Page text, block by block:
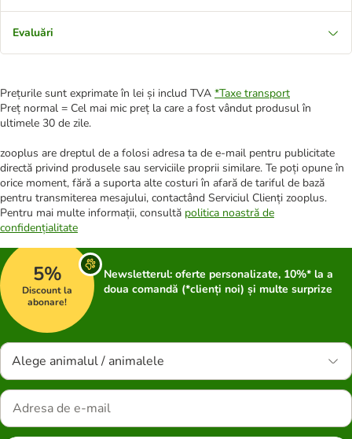
Evaluări
Prețurile sunt exprimate în lei și includ TVA *Taxe transport
Preț normal = Cel mai mic preț la care a fost vândut produsul în
ultimele 30 de zile.
zooplus are dreptul de a folosi adresa ta de e-mail pentru publicitate
directă privind produsele sau serviciile proprii similare. Te poți opune în
orice moment, fără a suporta alte costuri în afară de tariful de bază
pentru transmiterea mesajului, contactând Serviciul Clienți zooplus.
Pentru mai multe informații, consultă politica noastră de
confidențialitate
5%
Discount la
abonare!
Newsletterul: oferte personalizate, 10%* la a
doua comandă (*clienți noi) și multe surprize
Alege animalul / animalele